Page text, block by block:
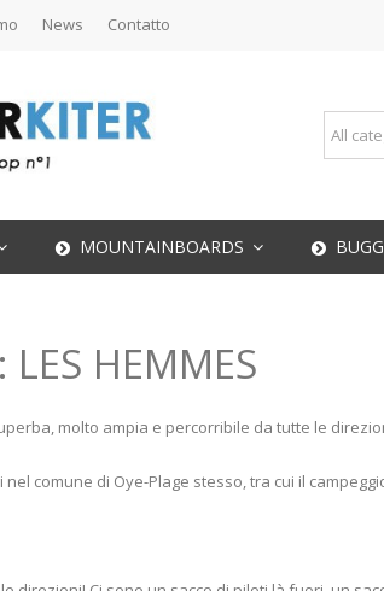
News Contatto
MOUNTAINBOARDS
LES HEMMES
molto ampia e percorribile da tutte le
nel comune di Oye-Plage stesso, tra cui il